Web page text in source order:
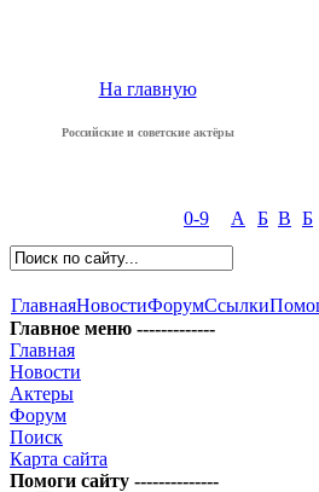
На главную
Российские и советские актёры
0-9 А Б В Б
ГлавнаяНовостиФорумСсылки
Главное меню -------------
Главная
Новости
Актеры
Форум
Поиск
Карта сайта
Помоги сайту --------------